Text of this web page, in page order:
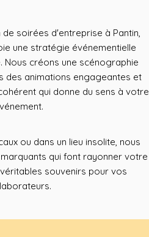
soirées d'entreprise à Pantin,
une stratégie événementielle
Nous créons une scénographie
des animations engageantes et
qui donne du sens à votre
ou dans un lieu insolite, nous
qui font rayonner votre
souvenirs pour vos